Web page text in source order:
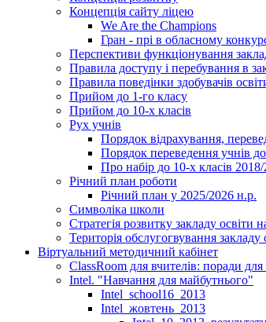
Концепція сайту ліцею
We Are the Champions
Гран - прі в обласному
Перспективи функціонування
Правила доступу і перебування в
Правила поведінки здобувачів
Прийом до 1-го класу
Прийом до 10-х класів
Рух учнів
Порядок відрахування,
Порядок переведення учнів
Про набір до 10-х класів
Річний план роботи
Річний план у 2025/2026 н.р.
Символіка школи
Стратегія розвитку закладу освіти
Територія обслугогвування закладу
Віртуальний методичний кабінет
ClassRoom для вчителів: поради для
Intel. "Навчання для майбутнього"
Intel_school16_2013
Intel_жовтень_2013